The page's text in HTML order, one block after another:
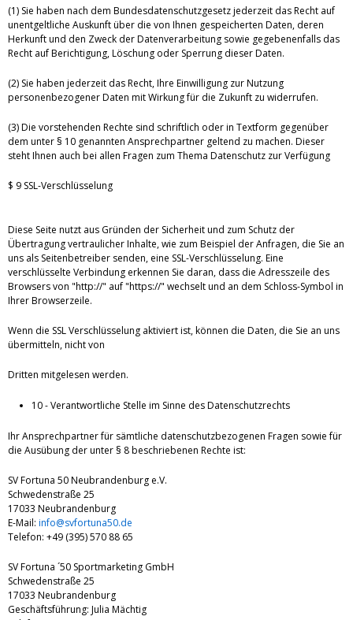
(1) Sie haben nach dem Bundesdatenschutzgesetz jederzeit das Recht auf
unentgeltliche Auskunft über die von Ihnen gespeicherten Daten, deren
Herkunft und den Zweck der Datenverarbeitung sowie gegebenenfalls das
Recht auf Berichtigung, Löschung oder Sperrung dieser Daten.
(2) Sie haben jederzeit das Recht, Ihre Einwilligung zur Nutzung
personenbezogener Daten mit Wirkung für die Zukunft zu widerrufen.
(3) Die vorstehenden Rechte sind schriftlich oder in Textform gegenüber
dem unter § 10 genannten Ansprechpartner geltend zu machen. Dieser
steht Ihnen auch bei allen Fragen zum Thema Datenschutz zur Verfügung
$ 9 SSL-Verschlüsselung
Diese Seite nutzt aus Gründen der Sicherheit und zum Schutz der
Übertragung vertraulicher Inhalte, wie zum Beispiel der Anfragen, die Sie an
uns als Seitenbetreiber senden, eine SSL-Verschlüsselung. Eine
verschlüsselte Verbindung erkennen Sie daran, dass die Adresszeile des
Browsers von "http://" auf "https://" wechselt und an dem Schloss-Symbol in
Ihrer Browserzeile.
Wenn die SSL Verschlüsselung aktiviert ist, können die Daten, die Sie an uns
übermitteln, nicht von
Dritten mitgelesen werden.
10 - Verantwortliche Stelle im Sinne des Datenschutzrechts
Ihr Ansprechpartner für sämtliche datenschutzbezogenen Fragen sowie für
die Ausübung der unter § 8 beschriebenen Rechte ist:
SV Fortuna 50 Neubrandenburg e.V.
Schwedenstraße 25
17033 Neubrandenburg
E-Mail: info@svfortuna50.de
Telefon: +49 (395) 570 88 65
SV Fortuna ´50 Sportmarketing GmbH
Schwedenstraße 25
17033 Neubrandenburg
Geschäftsführung: Julia Mächtig